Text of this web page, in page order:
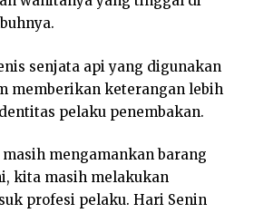
senjata api yang digunakan
memberikan keterangan lebih
pelaku penembakan.
mengamankan barang
kita masih melakukan
profesi pelaku. Hari Senin